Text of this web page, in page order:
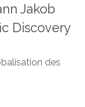
Jakob
Discovery
des